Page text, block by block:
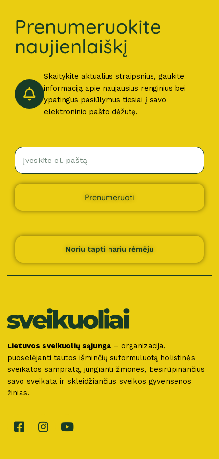
Prenumeruokite
naujienlaiškį
Skaitykite aktualius straipsnius, gaukite
informaciją apie naujausius renginius bei
ypatingus pasiūlymus tiesiai į savo
elektroninio pašto dėžutę.
Prenumeruoti
Noriu tapti nariu rėmėju
Lietuvos sveikuolių sąjunga – organizacija,
puoselėjanti tautos išminčių suformuluotą holistinės
sveikatos sampratą, jungianti žmones, besirūpinančius
savo sveikata ir skleidžiančius sveikos gyvensenos
žinias.